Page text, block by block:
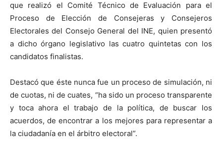
que realizó el Comité Técnico de Evaluación para el
Proceso de Elección de Consejeras y Consejeros
Electorales del Consejo General del INE, quien presentó
a dicho órgano legislativo las cuatro quintetas con los
candidatos finalistas.
Destacó que éste nunca fue un proceso de simulación, ni
de cuotas, ni de cuates, “ha sido un proceso transparente
y toca ahora el trabajo de la política, de buscar los
acuerdos, de encontrar a los mejores para representar a
la ciudadanía en el árbitro electoral”.